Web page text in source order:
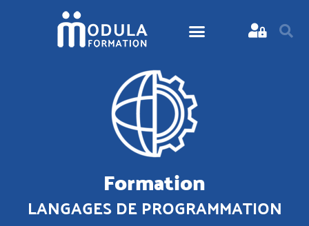
Formation
LANGAGES DE PROGRAMMATION